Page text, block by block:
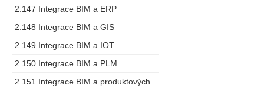
2.147 Integrace BIM a ERP
2.148 Integrace BIM a GIS
2.149 Integrace BIM a IOT
2.150 Integrace BIM a PLM